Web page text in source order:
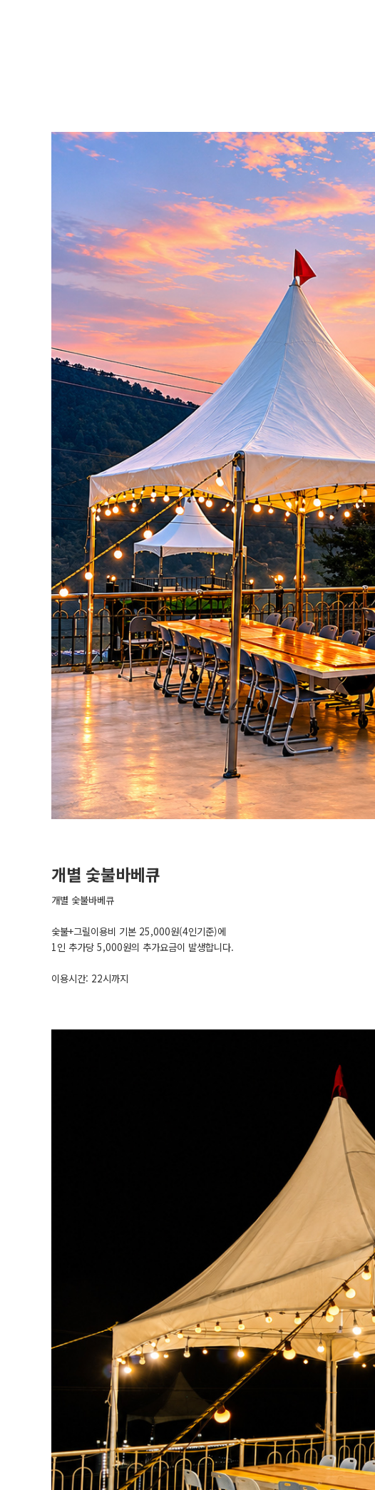
개별 숯불바베큐
개별 숯불바베큐
숯불+그릴이용비 기본 25,000원(4인기준)에
1인 추가당 5,000원의 추가요금이 발생합니다.
이용시간: 22시까지